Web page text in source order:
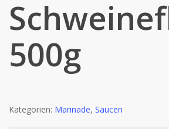
500g
Kategorien: Marinade, Saucen